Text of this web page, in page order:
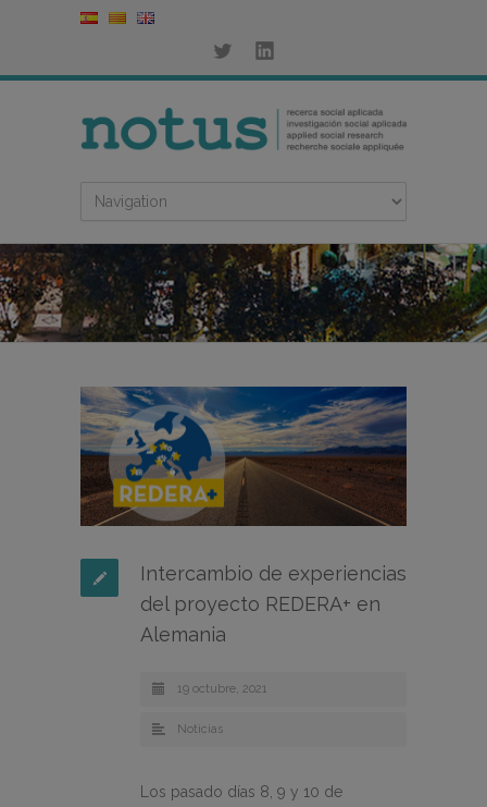
Intercambio de experiencias
del proyecto REDERA+ en
Alemania
19 octubre, 2021
Noticias
Los pasado días 8, 9 y 10 de